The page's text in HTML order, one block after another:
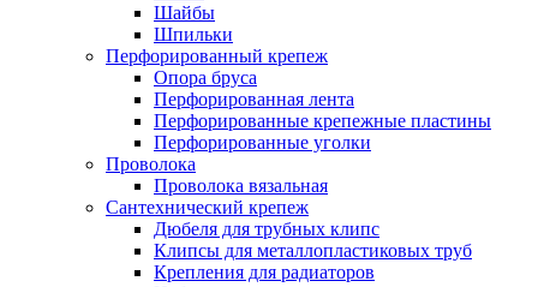
Шайбы
Шпильки
Перфорированный крепеж
Опора бруса
Перфорированная лента
Перфорированные крепежные пластины
Перфорированные уголки
Проволока
Проволока вязальная
Сантехнический крепеж
Дюбеля для трубных клипс
Клипсы для металлопластиковых труб
Крепления для радиаторов